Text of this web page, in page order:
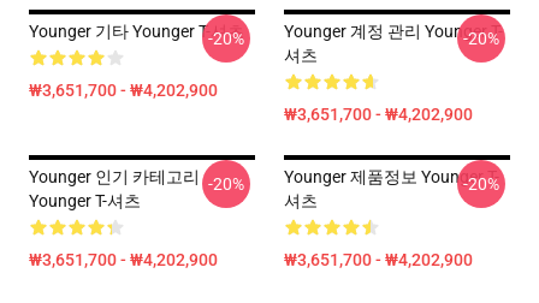
Younger 기타 Younger T-셔츠
₩3,651,700 - ₩4,202,900
-20%
Younger 계정 관리 Younger T-
셔츠
₩3,651,700 - ₩4,202,900
-20%
Younger 인기 카테고리
Younger T-셔츠
₩3,651,700 - ₩4,202,900
-20%
Younger 제품정보 Younger T-
셔츠
₩3,651,700 - ₩4,202,900
-20%